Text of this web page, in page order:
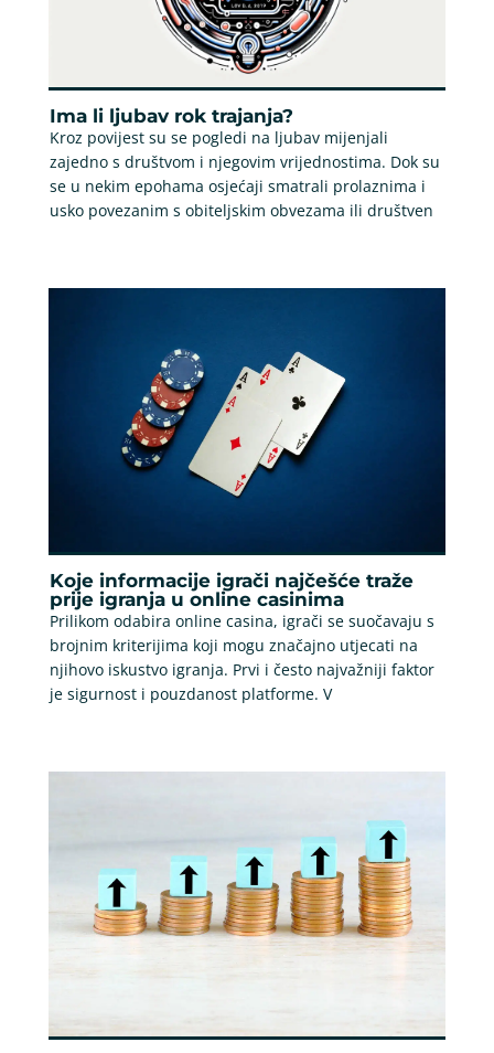
Ima li ljubav rok trajanja?
Kroz povijest su se pogledi na ljubav mijenjali
zajedno s društvom i njegovim vrijednostima. Dok su
se u nekim epohama osjećaji smatrali prolaznima i
usko povezanim s obiteljskim obvezama ili društven
Koje informacije igrači najčešće traže
prije igranja u online casinima
Prilikom odabira online casina, igrači se suočavaju s
brojnim kriterijima koji mogu značajno utjecati na
njihovo iskustvo igranja. Prvi i često najvažniji faktor
je sigurnost i pouzdanost platforme. V